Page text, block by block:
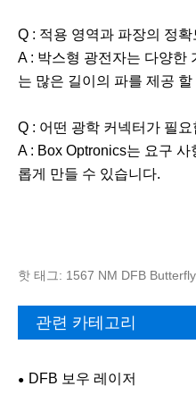
Q : 적용 영역과 파장의 정
A : 박스형 광전자는 다양한
는 많은 길이의 파를 제공
Q : 어떤 광학 커넥터가 필
A : Box Optronics는 요구
롭게 만들 수 있습니다.
핫 태그: 1567 NM DFB
관련 카테고리
DFB 보우 레이저